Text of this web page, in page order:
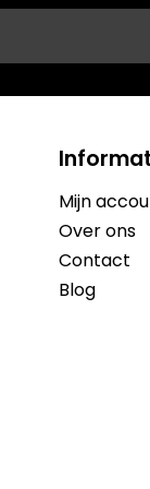
Mijn
Over ons
Contact
Blog